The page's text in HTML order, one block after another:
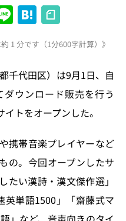
Li
n
e
H
at
e
n
a
1 分です（1分600字計算）》
千代田区）は9月1日、自
ウンロード販売を行う
トをオープンした。
携帯音楽プレイヤーなど
の。今回オープンしたサ
たい漢詩・漢文傑作選」
英単語1500」「齋藤式マ